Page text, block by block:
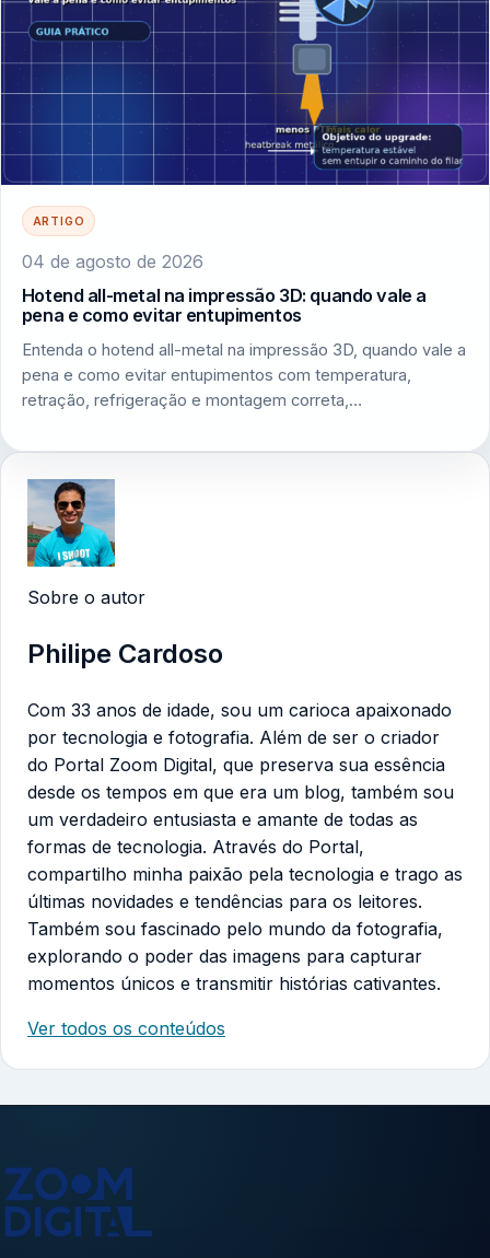
ARTIGO
04 de agosto de 2026
Hotend all-metal na impressão 3D: quando vale a
pena e como evitar entupimentos
Entenda o hotend all-metal na impressão 3D, quando vale a
pena e como evitar entupimentos com temperatura,
retração, refrigeração e montagem correta,…
Sobre o autor
Philipe Cardoso
Com 33 anos de idade, sou um carioca apaixonado
por tecnologia e fotografia. Além de ser o criador
do Portal Zoom Digital, que preserva sua essência
desde os tempos em que era um blog, também sou
um verdadeiro entusiasta e amante de todas as
formas de tecnologia. Através do Portal,
compartilho minha paixão pela tecnologia e trago as
últimas novidades e tendências para os leitores.
Também sou fascinado pelo mundo da fotografia,
explorando o poder das imagens para capturar
momentos únicos e transmitir histórias cativantes.
Ver todos os conteúdos